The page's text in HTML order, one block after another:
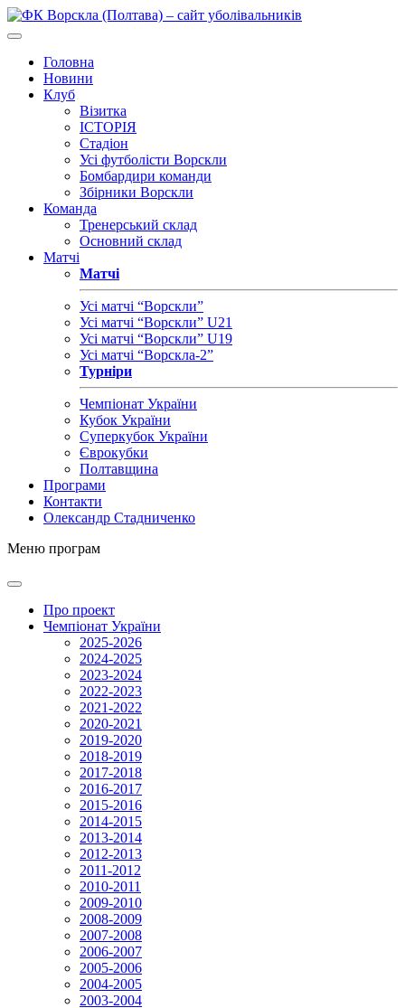
Головна
Новини
Клуб
Візитка
ІСТОРІЯ
Стадіон
Усі футболісти Ворскли
Бомбардири команди
Збірники Ворскли
Команда
Тренерський склад
Основний склад
Матчі
Матчі
Усі матчі “Ворскли”
Усі матчі “Ворскли” U21
Усі матчі “Ворскли” U19
Усі матчі “Ворскла-2”
Турніри
Чемпіонат України
Кубок України
Суперкубок України
Єврокубки
Полтавщина
Програми
Контакти
Олександр Стадниченко
Меню програм
Про проект
Чемпіонат України
2025-2026
2024-2025
2023-2024
2022-2023
2021-2022
2020-2021
2019-2020
2018-2019
2017-2018
2016-2017
2015-2016
2014-2015
2013-2014
2012-2013
2011-2012
2010-2011
2009-2010
2008-2009
2007-2008
2006-2007
2005-2006
2004-2005
2003-2004